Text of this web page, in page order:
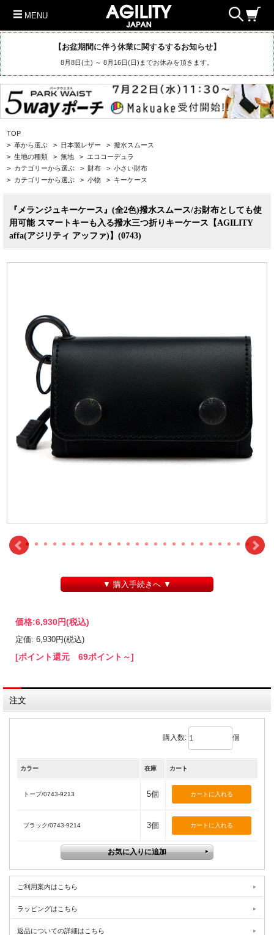
MENU
【お盆期間に伴う休業に関するするお知らせ】
8月8日(土) ～ 8月16日(日)までお休みを頂きます。
TOP
> 革から選ぶ > 日本製レザー > 撥水スムース
> 生地の種類 > 無地 > エココーデュラ
> カテゴリーから選ぶ > 財布 > 小さい財布
> カテゴリーから選ぶ > 小物 > キーケース
『メランジュキーケース』(全2色)撥水スムース/お財布としても使
用可能 スマートキーも入る撥水三つ折りキーケース【AGILITY
affa(アジリティ アッファ)】(0743)
▼ 購入手続きへ ▼
価格:6,930円(税込)
定価: 6,930円(税込)
[ポイント還元 69ポイント～]
注文
購入数: 個
カラー 在庫 カート
トープ/0743-9213 5個
ブラック/0743-9214 3個
ご利用案内はこちら
ラッピングはこちら
返品についての詳細はこちら